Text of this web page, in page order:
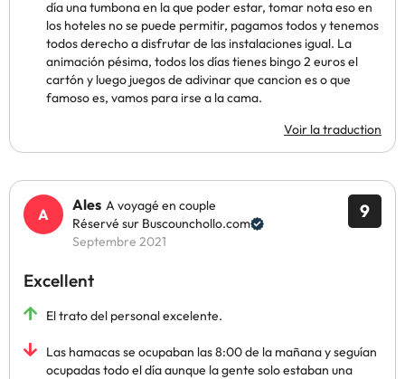
día una tumbona en la que poder estar, tomar nota eso en
los hoteles no se puede permitir, pagamos todos y tenemos
todos derecho a disfrutar de las instalaciones igual. La
animación pésima, todos los días tienes bingo 2 euros el
cartón y luego juegos de adivinar que cancion es o que
famoso es, vamos para irse a la cama.
Voir la traduction
9
Ales A voyagé en couple
Réservé sur Buscounchollo.com
Septembre 2021
Excellent
El trato del personal excelente.
Las hamacas se ocupaban las 8:00 de la mañana y seguían
ocupadas todo el día aunque la gente solo estaban una